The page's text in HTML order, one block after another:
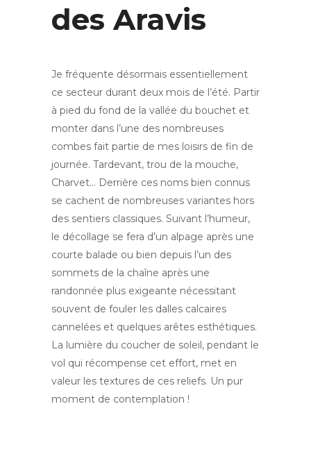
des Aravis
Je fréquente désormais essentiellement
ce secteur durant deux mois de l’été. Partir
à pied du fond de la vallée du bouchet et
monter dans l’une des nombreuses
combes fait partie de mes loisirs de fin de
journée. Tardevant, trou de la mouche,
Charvet… Derrière ces noms bien connus
se cachent de nombreuses variantes hors
des sentiers classiques. Suivant l’humeur,
le décollage se fera d’un alpage après une
courte balade ou bien depuis l’un des
sommets de la chaîne après une
randonnée plus exigeante nécessitant
souvent de fouler les dalles calcaires
cannelées et quelques arêtes esthétiques.
La lumière du coucher de soleil, pendant le
vol qui récompense cet effort, met en
valeur les textures de ces reliefs. Un pur
moment de contemplation !